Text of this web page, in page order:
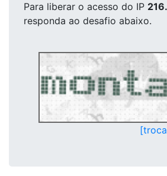
Para liberar o acesso do IP
responda ao desafio abaixo.